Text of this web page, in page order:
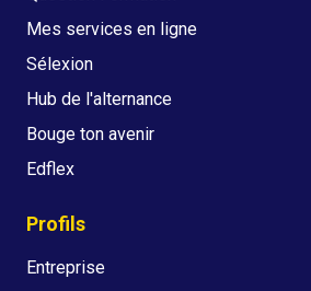
Mes services en ligne
Sélexion
Hub de l'alternance
Bouge ton avenir
Edflex
Profils
Entreprise